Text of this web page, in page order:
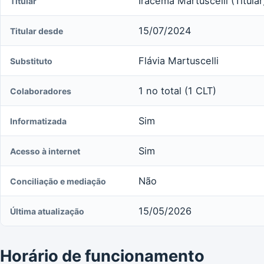
Titular desde 15/07/2024
Substituto Flávia Martuscelli
Colaboradores 1 no total (1 CLT)
Informatizada Sim
Acesso à internet Sim
Conciliação e mediação Não
Última atualização 15/05/2026
Horário de funcionamento